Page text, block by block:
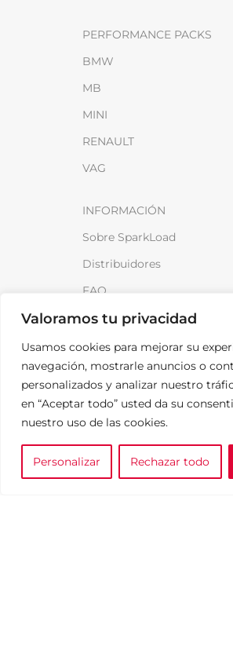
Valoramos tu privacidad
Usamos cookies para mejorar su
navegación, mostrarle anuncios o
personalizados y analizar nuestro
en “Aceptar todo” usted da su
nuestro uso de las cookies.
Personalizar Rechazar todo
PERFORMANCE PACKS
BMW
MB
MINI
RENAULT
VAG
INFORMACIÓN
Sobre SparkLoad
Distribuidores
FAQ
Contacto
Noticias
LEGAL
Política de cookies
0